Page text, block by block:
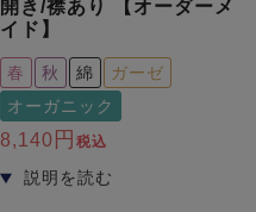
開き/襟あり 【オーダーメ
イド】
春 秋 綿
ガーゼ
オーガニック
8,140 税込